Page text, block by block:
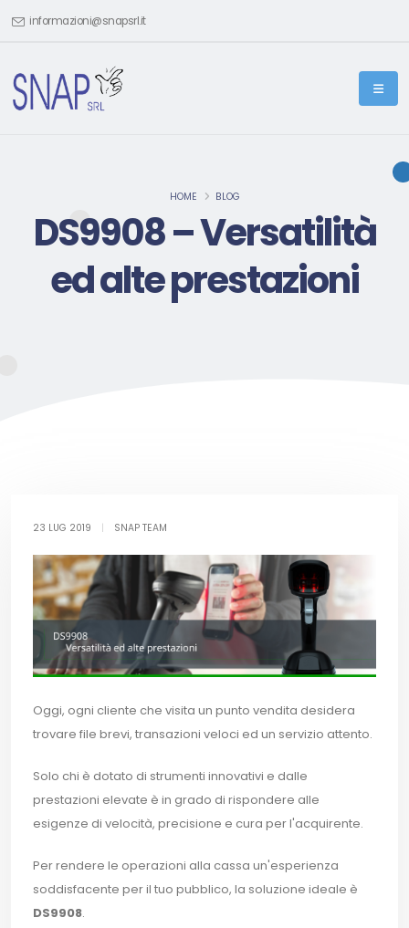
informazioni@snapsrl.it
HOME BLOG
DS9908 – Versatilità
ed alte prestazioni
23 LUG 2019 SNAP TEAM
Oggi, ogni cliente che visita un punto vendita desidera
trovare file brevi, transazioni veloci ed un servizio attento.
Solo chi è dotato di strumenti innovativi e dalle
prestazioni elevate è in grado di rispondere alle
esigenze di velocità, precisione e cura per l'acquirente.
Per rendere le operazioni alla cassa un'esperienza
soddisfacente per il tuo pubblico, la soluzione ideale è
DS9908.